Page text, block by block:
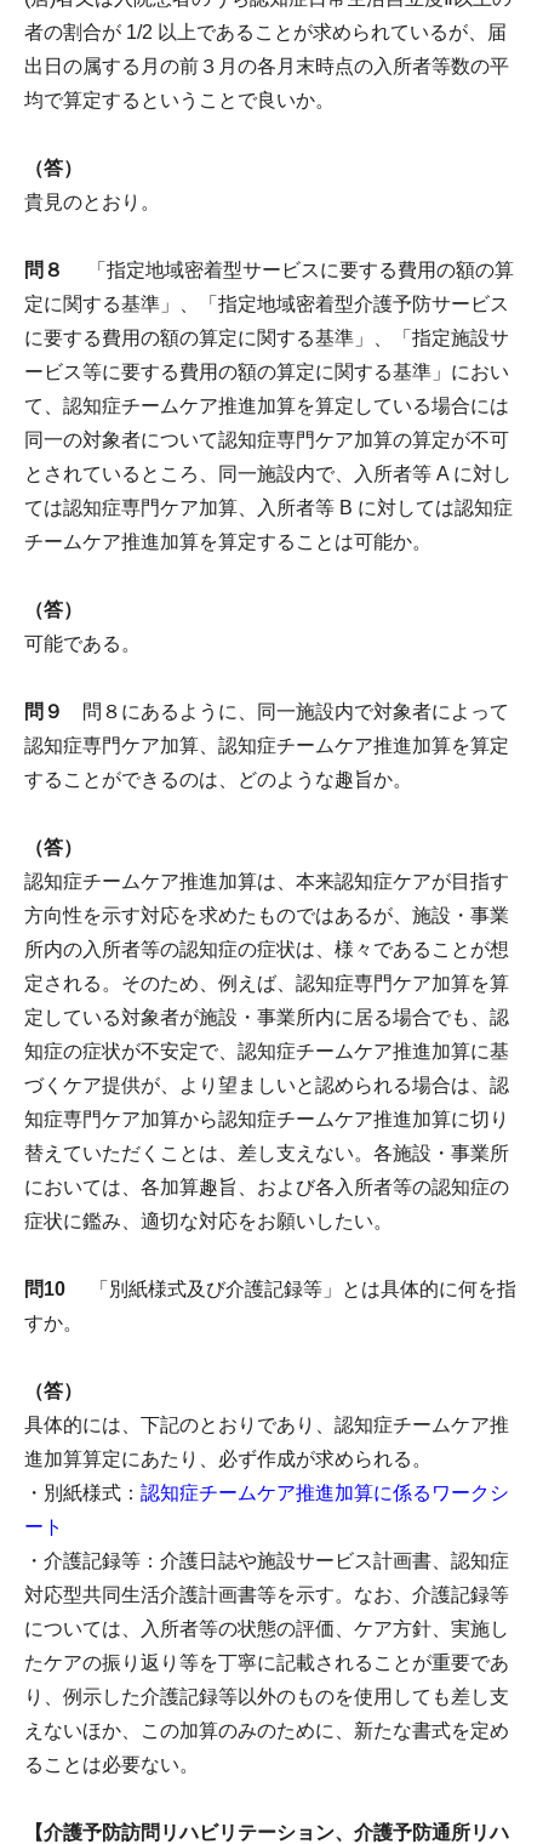
者の割合が 1/2 以上であることが求められているが、届
出日の属する月の前３月の各月末時点の入所者等数の平
均で算定するということで良いか。
（答）
貴見のとおり。
問８
「指定地域密着型サービスに要する費用の額の算
定に関する基準」、「指定地域密着型介護予防サービス
に要する費用の額の算定に関する基準」、「指定施設サ
ービス等に要する費用の額の算定に関する基準」におい
て、認知症チームケア推進加算を算定している場合には
同一の対象者について認知症専門ケア加算の算定が不可
とされているところ、同一施設内で、入所者等 A に対し
ては認知症専門ケア加算、入所者等 B に対しては認知症
チームケア推進加算を算定することは可能か。
（答）
可能である。
問９
問８にあるように、同一施設内で対象者によって
認知症専門ケア加算、認知症チームケア推進加算を算定
することができるのは、どのような趣旨か。
（答）
認知症チームケア推進加算は、本来認知症ケアが目指す
方向性を示す対応を求めたものではあるが、施設・事業
所内の入所者等の認知症の症状は、様々であることが想
定される。そのため、例えば、認知症専門ケア加算を算
定している対象者が施設・事業所内に居る場合でも、認
知症の症状が不安定で、認知症チームケア推進加算に基
づくケア提供が、より望ましいと認められる場合は、認
知症専門ケア加算から認知症チームケア推進加算に切り
替えていただくことは、差し支えない。各施設・事業所
においては、各加算趣旨、および各入所者等の認知症の
症状に鑑み、適切な対応をお願いしたい。
問10 「別紙様式及び介護記録等」とは具体的に何を指
すか。
（答）
具体的には、下記のとおりであり、認知症チームケア推
進加算算定にあたり、必ず作成が求められる。
・別紙様式： 認知症チームケア推進加算に係るワークシ
ート
・介護記録等：介護日誌や施設サービス計画書、認知症
対応型共同生活介護計画書等を示す。なお、介護記録等
については、入所者等の状態の評価、ケア方針、実施し
たケアの振り返り等を丁寧に記載されることが重要であ
り、例示した介護記録等以外のものを使用しても差し支
えないほか、この加算のみのために、新たな書式を定め
ることは必要ない。
【介護予防訪問リハビリテーション、介護予防通所リハ